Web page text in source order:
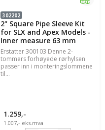
302202
2" Square Pipe Sleeve Kit
for SLX and Apex Models -
Inner measure 63 mm
Erstatter 300103 Denne 2-
tommers forhøyede rørhylsen
passer inn i monteringslommene
til...
1.259,-
1.007,- eks.mva